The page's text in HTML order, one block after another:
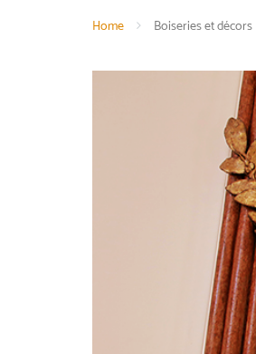
Home Boiseries et décors